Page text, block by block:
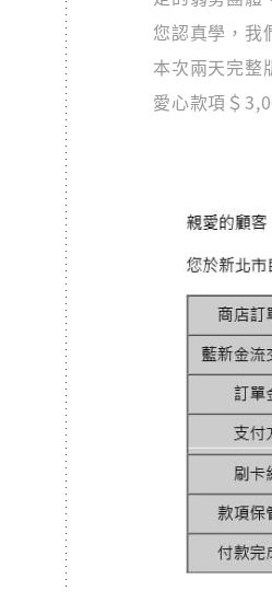
您認真學，我
本次兩天完整
愛心款項＄